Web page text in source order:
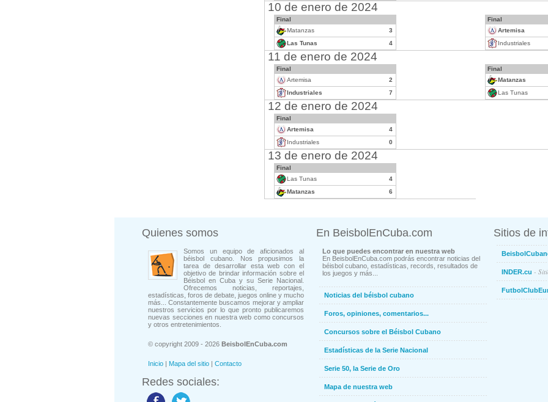
10 de enero de 2024
Final
Matanzas
3
Las Tunas
4
Final
Artemisa
Industriales
11 de enero de 2024
Final
Artemisa
2
Industriales
7
Final
Matanzas
Las Tunas
12 de enero de 2024
Final
Artemisa
4
Industriales
0
13 de enero de 2024
Final
Las Tunas
4
Matanzas
6
Quienes somos
Somos un equipo de aficionados al
béisbol cubano. Nos propusimos la
tarea de desarrollar esta web con el
objetivo de brindar información sobre el
Béisbol en Cuba y su Serie Nacional.
Ofrecemos noticias, reportajes,
estadísticas, foros de debate, juegos online y mucho
más... Constantemente buscamos mejorar y ampliar
nuestros servicios por lo que pronto publicaremos
nuevas secciones en nuestra web como concursos
y otros entretenimientos.
© copyright 2009 - 2026 BeisbolEnCuba.com
Inicio | Mapa del sitio | Contacto
Redes sociales:
En BeisbolEnCuba.com
Lo que puedes encontrar en nuestra web
En BeisbolEnCuba.com podrás encontrar noticias del
béisbol cubano, estadísticas, records, resultados de
los juegos y más...
Noticias del béisbol cubano
Foros, opiniones, comentarios...
Concursos sobre el Béisbol Cubano
Estadísticas de la Serie Nacional
Serie 50, la Serie de Oro
Mapa de nuestra web
Sitios de
INDER.cu -